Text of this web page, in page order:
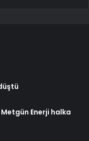
Enerji halka